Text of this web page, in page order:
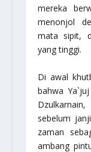
mereka
menonjol
mata sipit,
yang tinggi.
Di awal
bahwa
sebelum
zaman
ambang